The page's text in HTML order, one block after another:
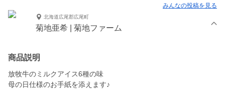
みんなの投稿を見る
北海道広尾郡広尾町
菊地亜希 | 菊地ファーム
商品説明
放牧牛のミルクアイス6種の味
母の日仕様のお手紙を添えます♪